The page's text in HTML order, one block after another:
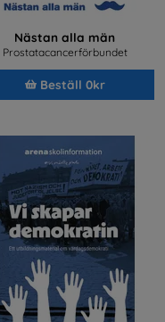
Nästan alla män
Prostatacancerförbundet
Beställ 0kr